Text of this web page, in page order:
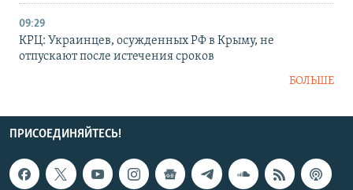
09:29
КРЦ: Украинцев, осужденных РФ в Крыму, не
отпускают после истечения сроков
БОЛЬШЕ
ПРИСОЕДИНЯЙТЕСЬ!